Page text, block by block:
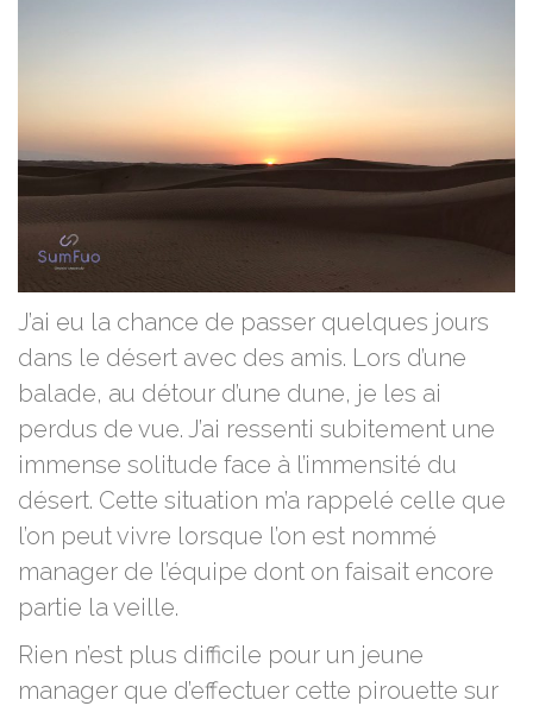
J’ai eu la chance de passer quelques jours
dans le désert avec des amis. Lors d’une
balade, au détour d’une dune, je les ai
perdus de vue. J’ai ressenti subitement une
immense solitude face à l’immensité du
désert. Cette situation m’a rappelé celle que
l’on peut vivre lorsque l’on est nommé
manager de l’équipe dont on faisait encore
partie la veille.
Rien n’est plus difficile pour un jeune
manager que d’effectuer cette pirouette sur